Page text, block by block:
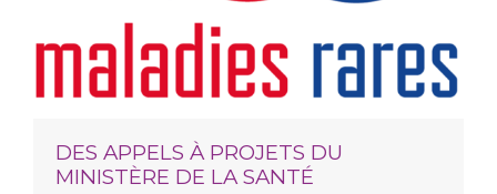
DES APPELS À PROJETS DU
MINISTÈRE DE LA SANTÉ